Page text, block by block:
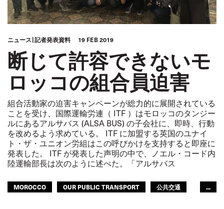
ニュース 記者発表資料 19 FEB 2019
断じて許容できないモ
ロッコの組合員迫害
組合活動家の迫害キャンペーンが総力的に展開されている
ことを受け、国際運輸労連（ ITF ）はモロッコのタンジー
ルにあるアルサバス (ALSA BUS) の子会社に、即時、行動
を改めるよう求めている。 ITF に加盟する英国のユナイ
ト・ザ・ユニオン労組はこの呼びかけを支持すると即座に
発表した。 ITF が発表した声明の中で、ノエル・コード内
陸運輸部長は次のように述べた。「アルサバス
MOROCCO OUR PUBLIC TRANSPORT
公共交通
...